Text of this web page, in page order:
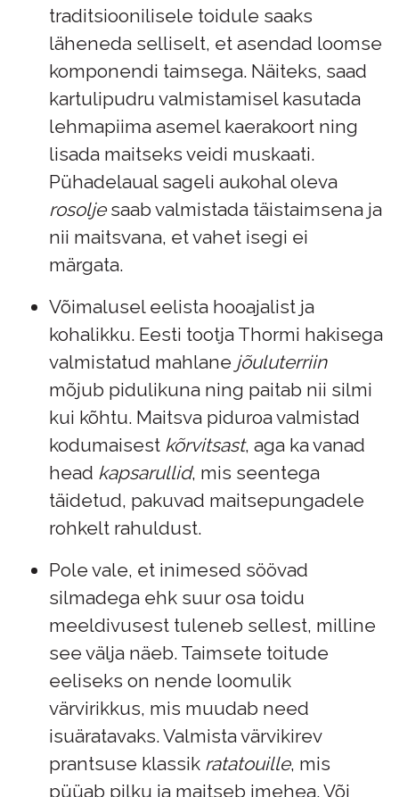
traditsioonilisele toidule saaks
läheneda selliselt, et asendad loomse
komponendi taimsega. Näiteks, saad
kartulipudru valmistamisel kasutada
lehmapiima asemel kaerakoort ning
lisada maitseks veidi muskaati.
Pühadelaual sageli aukohal oleva
rosolje saab valmistada täistaimsena ja
nii maitsvana, et vahet isegi ei
märgata.
Võimalusel eelista hooajalist ja
kohalikku. Eesti tootja Thormi hakisega
valmistatud mahlane jõuluterriin
mõjub pidulikuna ning paitab nii silmi
kui kõhtu. Maitsva piduroa valmistad
kodumaisest kõrvitsast, aga ka vanad
head kapsarullid, mis seentega
täidetud, pakuvad maitsepungadele
rohkelt rahuldust.
Pole vale, et inimesed söövad
silmadega ehk suur osa toidu
meeldivusest tuleneb sellest, milline
see välja näeb. Taimsete toitude
eeliseks on nende loomulik
värvirikkus, mis muudab need
isuäratavaks. Valmista värvikirev
prantsuse klassik ratatouille, mis
püüab pilku ja maitseb imehea. Või